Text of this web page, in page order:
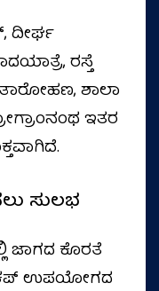
ದೀರ್ಘ
ರಸ್ತೆ
ಶಾಲಾ
ಇತರ
ಸುಲಭ
ಜಾಗದ ಕೊರತೆ
ಕಪ್ ಉಪಯೋಗದ